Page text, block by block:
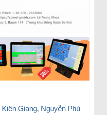
Kiên Giang, Nguyễn Phú